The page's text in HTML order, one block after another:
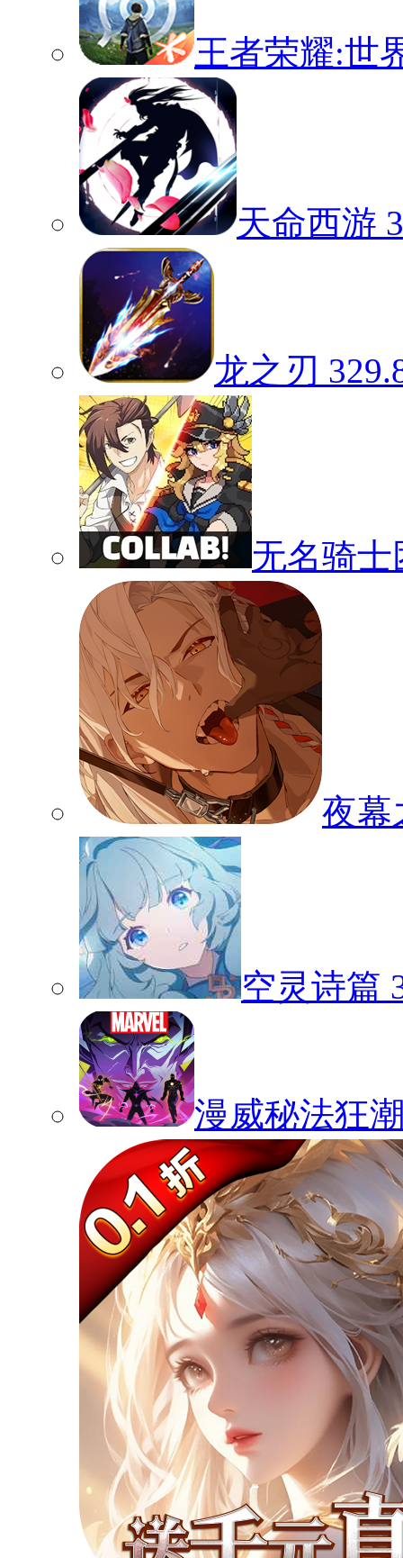
王者荣耀:世
天命西游
龙之刃
无名骑士
夜幕
空灵诗篇
漫威秘法狂